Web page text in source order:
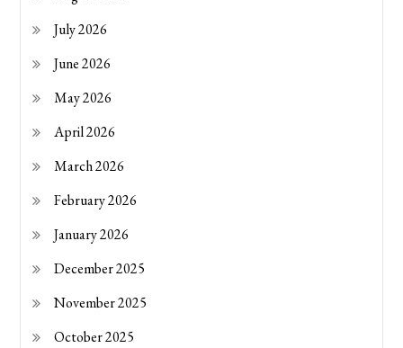
July 2026
June 2026
May 2026
April 2026
March 2026
February 2026
January 2026
December 2025
November 2025
October 2025